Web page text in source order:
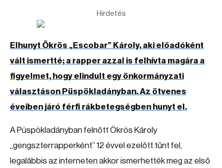
Hirdetés
Elhunyt Ökrös „Escobar” Károly, aki előadóként
vált ismertté; a rapper azzal is felhívta magára a
figyelmet, hogy elindult egy önkormányzati
választáson Püspökladányban. Az ötvenes
éveiben járó férfi rákbetegségben hunyt el.
A Püspökladányban felnőtt Ökrös Károly
„gengszterrapperként” 12 évvel ezelőtt tűnt fel,
legalábbis az interneten akkor ismerhették meg az első